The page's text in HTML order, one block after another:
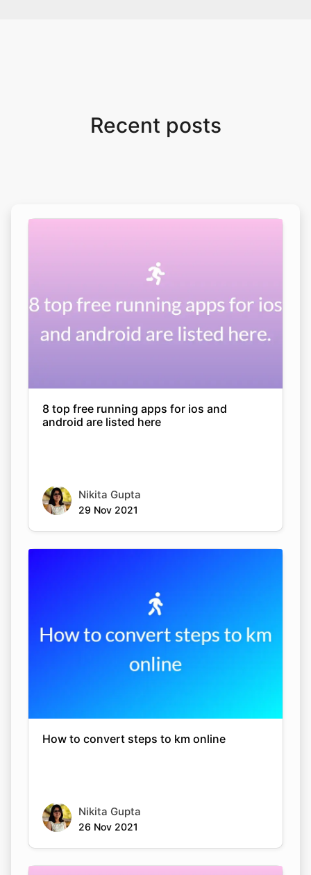
Recent posts
8 top free running apps for ios and
android are listed here
Nikita Gupta
29 Nov 2021
How to convert steps to km online
Nikita Gupta
26 Nov 2021